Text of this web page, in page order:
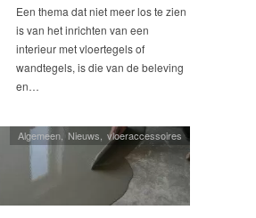
Een thema dat niet meer los te zien
is van het inrichten van een
interieur met vloertegels of
wandtegels, is die van de beleving
en…
Algemeen Nieuws ,vloeraccessoires